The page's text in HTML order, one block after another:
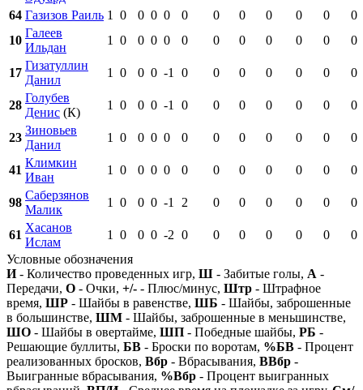
64 Газизов Раиль 1 0 0 0 0 0 0 0 0 0 0
0
10
Галеев
Ильдан
1 0 0 0 0 0 0 0 0 0 0 0
17
Гизатуллин
Данил
1 0 0 0 -1 0 0 0 0 0 0 0
28
Голубев
Денис (К)
1 0 0 0 -1 0 0 0 0 0 0 0
23
Зиновьев
Данил
1 0 0 0 0 0 0 0 0 0 0 0
41
Климкин
Иван
1 0 0 0 0 0 0 0 0 0 0 0
98
Саберзянов
Малик
1 0 0 0 -1 2 0 0 0 0 0 0
61
Хасанов
Ислам
1 0 0 0 -2 0 0 0 0 0 0
0
Условные обозначения
И- Количество проведенных игр, Ш - Забитые голы, А -
Передачи, О - Очки, +/- - Плюс/минус, Штр - Штрафное
время, ШР - Шайбы в равенстве, ШБ - Шайбы, заброшенные
в большинстве, ШМ - Шайбы, заброшенные в меньшинстве,
ШО - Шайбы в овертайме, ШП - Победные шайбы, РБ -
Решающие буллиты, БВ - Броски по воротам, %БВ - Процент
реализованных бросков, Вбр - Вбрасывания, ВВбр -
Выигранные вбрасывания, %Вбр - Процент выигранных